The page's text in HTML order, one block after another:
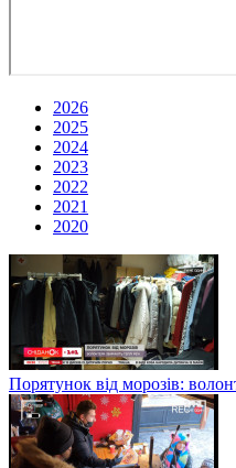
2026
2025
2024
2023
2022
2021
2020
Порятунок від морозів: